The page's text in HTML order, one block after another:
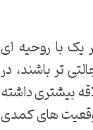
یک با روحیه ای
تر باشند، در
بیشتری داشته
های کمدی